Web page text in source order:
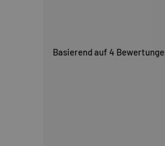
Basierend auf 4